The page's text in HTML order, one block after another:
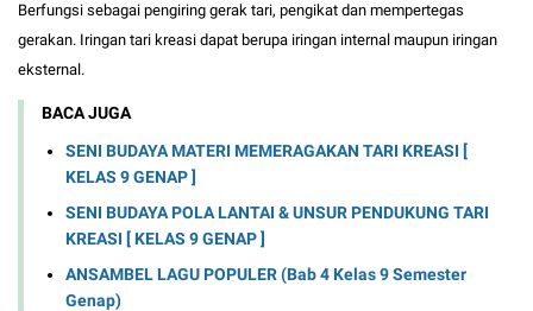
Berfungsi sebagai pengiring gerak tari, pengikat dan mempertegas
gerakan. Iringan tari kreasi dapat berupa iringan internal maupun iringan
eksternal.
BACA JUGA
SENI BUDAYA MATERI MEMERAGAKAN TARI KREASI [
KELAS 9 GENAP ]
SENI BUDAYA POLA LANTAI & UNSUR PENDUKUNG TARI
KREASI [ KELAS 9 GENAP ]
ANSAMBEL LAGU POPULER (Bab 4 Kelas 9 Semester
Genap)